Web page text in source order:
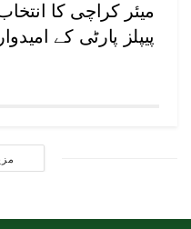
میئر کراچی کا
پیپلز پارٹی کے